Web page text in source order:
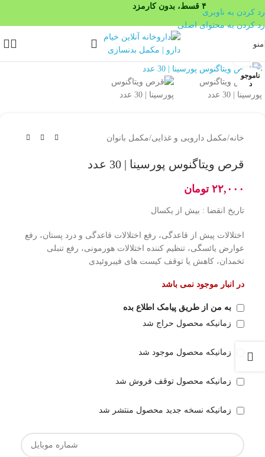
۴ قسط، بدون کارمزد
رد کردن به ناوبری
رد کردن به محتوای اصلی
منو
ناموجو
د
بزرگنمایی تصویر
خانه/مکمل دارویی و غذایی/مکمل بانوان
قرص ویتاگنوس پورسینا | 30 عدد
۲۲,۰۰۰ تومان
تاریخ انقضا : بیش از یکسال
اختلالات پیش از قاعدگی، رفع اختلالات قاعدگی و درد پستان، رفع
عوارض یائسگی، تنظیم کننده اختلالات هورمونی، رفع تنبلی
تخمدان، کاهش یا توقف کیست های فیبروئیدی
در انبار موجود نمی باشد
به من از طریق پیامک اطلاع بده
زمانیکه محصول حراج شد
زمانیکه محصول موجود شد
زمانیکه محصول توقف فروش شد
زمانیکه نسخه جدید محصول منتشر شد